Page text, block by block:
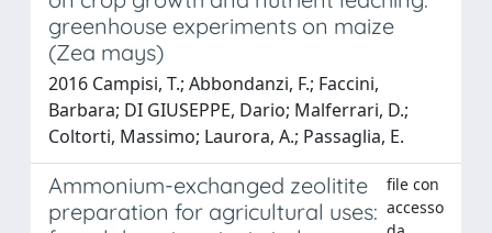
greenhouse experiments on maize
(Zea mays)
2016 Campisi, T.; Abbondanzi, F.; Faccini,
Barbara; DI GIUSEPPE, Dario; Malferrari, D.;
Coltorti, Massimo; Laurora, A.; Passaglia, E.
Ammonium-exchanged zeolitite
preparation for agricultural uses:
file con
accesso